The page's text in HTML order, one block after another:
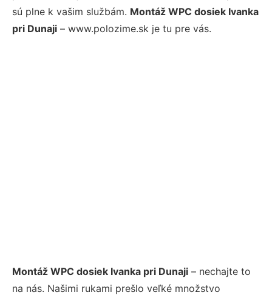
sú plne k vašim službám. Montáž WPC dosiek Ivanka
pri Dunaji – www.polozime.sk je tu pre vás.
Montáž WPC dosiek Ivanka pri Dunaji – nechajte to
na nás. Našimi rukami prešlo veľké množstvo